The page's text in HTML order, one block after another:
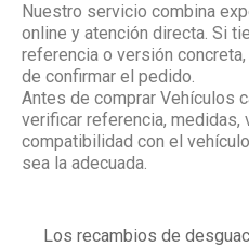
Nuestro servicio combina
online y atención directa. Si
referencia o versión
de confirmar el pedido.
Antes de comprar Vehículos
verificar referencia, medidas,
compatibilidad con el
sea la adecuada.
Los recambios de